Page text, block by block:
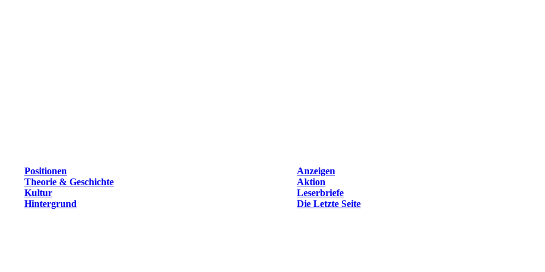
Positionen
Anzeigen
Theorie & Geschichte
Aktion
Kultur
Leserbriefe
Hintergrund Die Letzte Seite